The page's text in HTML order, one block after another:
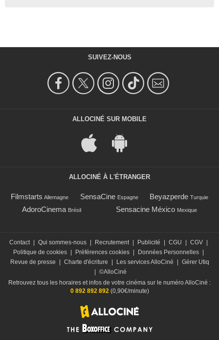
SUIVEZ-NOUS
ALLOCINÉ SUR MOBILE
ALLOCINÉ À L'ÉTRANGER
Filmstarts Allemagne SensaCine Espagne Beyazperde Turquie
AdoroCinema Brésil Sensacine México Mexique
Contact Qui sommes-nous Recrutement Publicité CGU CGV
Politique de cookies
Préférences cookies Données Personnelles
Revue de presse
Charte d'écriture Les services AlloCiné
Gérer Utiq
©AlloCiné
Retrouvez tous les horaires et infos de votre cinéma sur le numéro AlloCiné :
0 892 892 892(0,90€/minute)